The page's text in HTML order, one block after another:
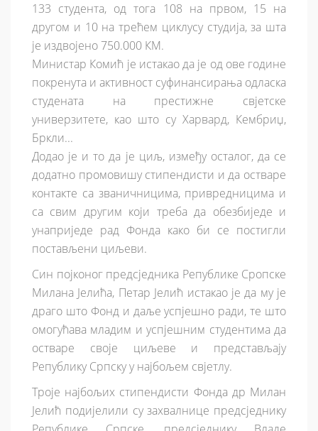
133 студента, од тога 108 на првом, 15 на
другом и 10 на трећем циклусу студија, за шта
је издвојено 750.000 КМ.
Министар Комић је истакао да је од ове године
покренута и активност суфинансирања одласка
студената на престижне свјетске
универзитете, као што су Харвард, Кембриџ,
Бркли...
Додао је и то да је циљ, између осталог, да се
додатно промовишу стипендисти и да остваре
контакте са званичницима, привредницима и
са свим другим који треба да обезбиједе и
унаприједе рад Фонда како би се постигли
постављени циљеви.
Син појконог предсједника Републике Сропске
Милана Јелића, Петар Јелић истакао је да му је
драго што Фонд и даље успјешно ради, те што
омогућава младим и успјешним студентима да
остваре своје циљеве и представљају
Републику Српску у најбољем свјетлу.
Троје најбољих стипендисти Фонда др Милан
Јелић подијелили су захвалнице предсједнику